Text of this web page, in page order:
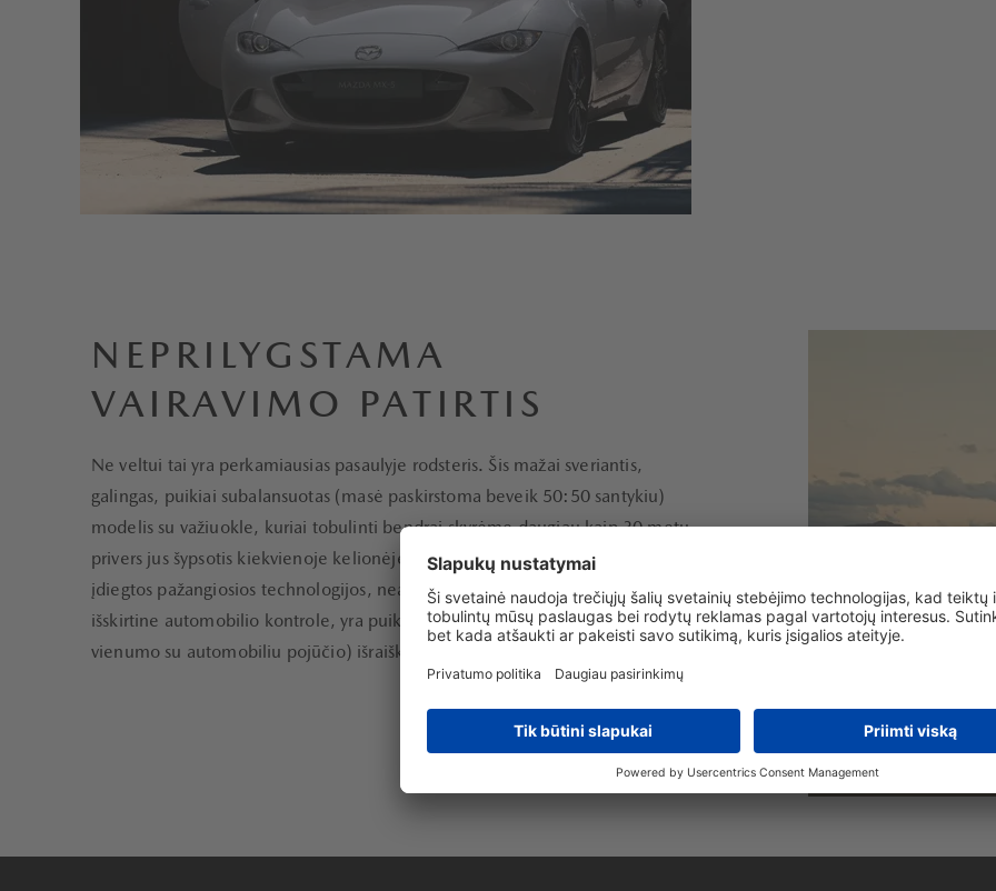
NEPRILYGSTAMA
VAIRAVIMO PATIRTIS
Ne veltui tai yra perkamiausias pasaulyje rodsteris. Šis mažai sveriantis,
galingas, puikiai subalansuotas (masė paskirstoma beveik 50:50 santykiu)
modelis su važiuokle, kuriai tobulinti bendrai skyrėme daugiau kaip 30 metų,
privers jus šypsotis kiekvienoje kelionėje. Modelis „Mazda MX-5“, kuriame
įdiegtos pažangiosios technologijos, neatimančios galimybės mėgautis
išskirtine automobilio kontrole, yra puiki „Jinba Ittai“ filosofijos (vairuotojo
vienumo su automobiliu pojūčio) išraiška.